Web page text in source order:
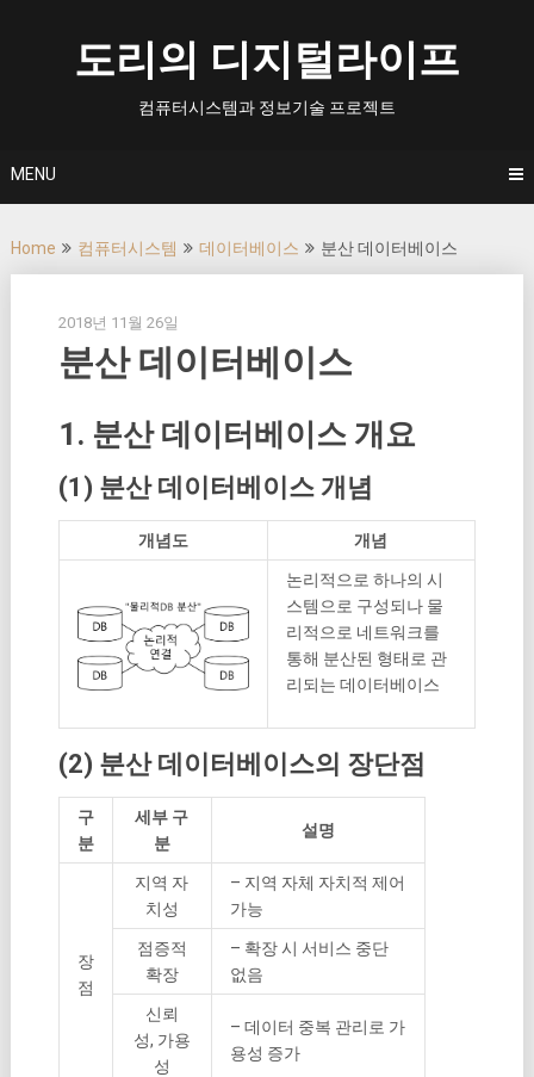
도리의 디지털라이프
컴퓨터시스템과 정보기술 프로젝트
MENU
Home 컴퓨터시스템 데이터베이스 분산 데이터베이스
2018년 11월 26일
분산 데이터베이스
1. 분산 데이터베이스 개요
(1) 분산 데이터베이스 개념
개념도 개념
논리적으로 하나의 시
스템으로 구성되나 물
리적으로 네트워크를
통해 분산된 형태로 관
리되는 데이터베이스
(2) 분산 데이터베이스의 장단점
구
분
세부 구
분
설명
장
점
지역 자
치성
– 지역 자체 자치적 제어
가능
점증적
확장
– 확장 시 서비스 중단
없음
신뢰
성, 가용
성
– 데이터 중복 관리로 가
용성 증가